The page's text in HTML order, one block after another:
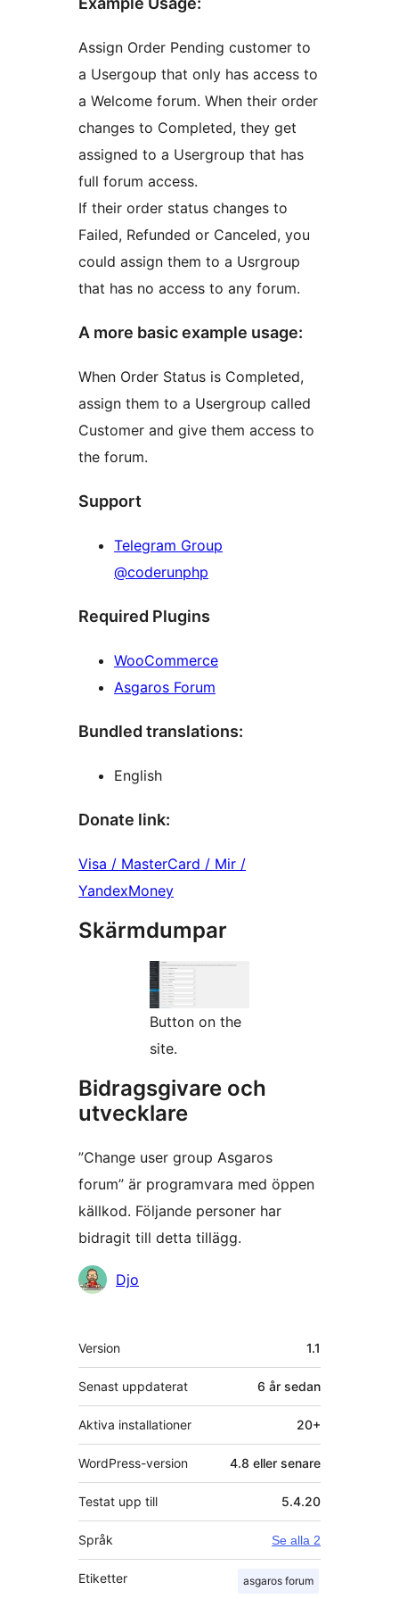
Assign Order Pending customer to
a Usergoup that only has access to
a Welcome forum. When their order
changes to Completed, they get
assigned to a Usergroup that has
full forum access.
If their order status changes to
Failed, Refunded or Canceled, you
could assign them to a Usrgroup
that has no access to any forum.
A more basic example usage:
When Order Status is Completed,
assign them to a Usergroup called
Customer and give them access to
the forum.
Support
Telegram Group
@coderunphp
Required Plugins
WooCommerce
Asgaros Forum
Bundled translations:
English
Donate link:
Visa / MasterCard / Mir /
YandexMoney
Skärmdumpar
Button on the
site.
Bidragsgivare och
utvecklare
”Сhange user group Asgaros
forum” är programvara med öppen
källkod. Följande personer har
bidragit till detta tillägg.
Bidragande
Djo
Meta
Version 1.1
Senast uppdaterat 6 år sedan
Aktiva installationer 20+
WordPress-version 4.8 eller senare
Testat upp till 5.4.20
Språk Se alla 2
Etiketter asgaros forum